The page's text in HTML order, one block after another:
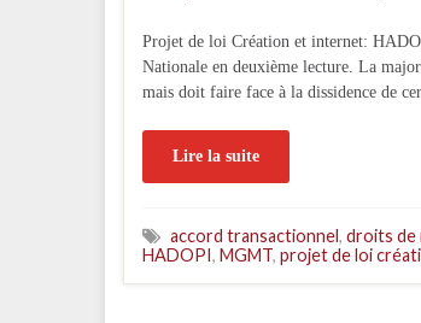
Projet de loi Création et internet:
Nationale en deuxième lecture. La
mais doit faire face à la dissidence de
Lire la suite
accord transactionnel, droits de
HADOPI, MGMT, projet de loi